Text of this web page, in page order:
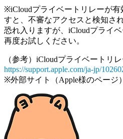
※iCloudプライベートリレーが有
すと、不審なアクセスと検知さ
恐れ入りますが、iCloudプライ
再度お試しください。
（参考）iCloudプライベートリ
https://support.apple.com/ja-jp/
※外部サイト（Apple様のページ